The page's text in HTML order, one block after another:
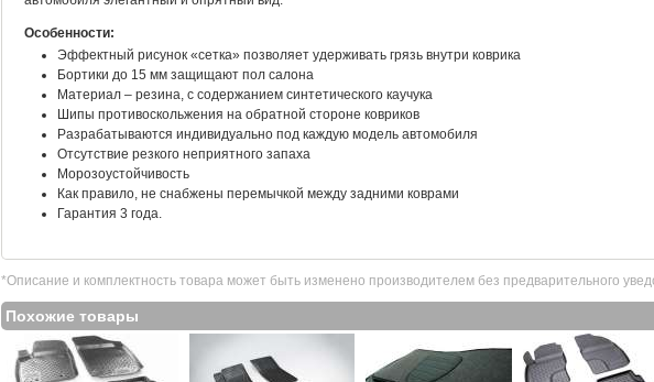
Особенности:
Эффектный рисунок «сетка» позволяет удерживать грязь внутри коврика
Бортики до 15 мм защищают пол салона
Материал – резина, с содержанием синтетического каучука
Шипы противоскольжения на обратной стороне ковриков
Разрабатываются индивидуально под каждую модель автомобиля
Отсутствие резкого неприятного запаха
Морозоустойчивость
Как правило, не снабжены перемычкой между задними коврами
Гарантия 3 года.
*Описание и комплектность товара может быть изменено производителем без предварительного
Похожие товары